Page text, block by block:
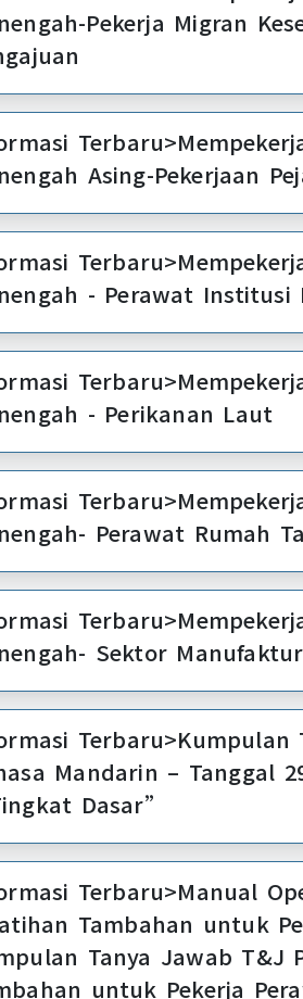
Pekerja Migran
Asing-Pekerjaan
Terbaru>Mempekerjakan
- Perawat Institusi
Terbaru>Mempekerjakan
- Perikanan Laut
Terbaru>Mempekerjakan
Perawat Rumah
Terbaru>Mempekerjakan
Sektor Manufaktur
Terbaru>Kumpulan
Mandarin – Tanggal
Dasar”
Terbaru>Manual
Tambahan untuk
Tanya Jawab T&J
untuk Pekerja